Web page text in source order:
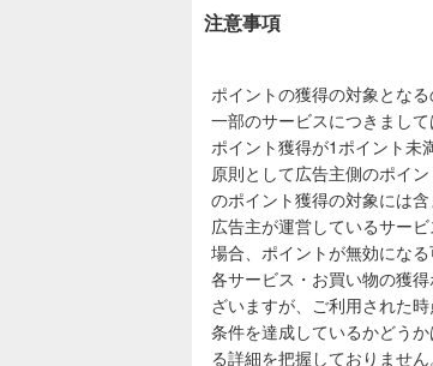
注意事項
ポイントの獲得の対象とな
一部のサービスにつきまし
ポイント獲得が1ポイント未
原則として広告主側のポイ
のポイント獲得の対象には含
広告主が運営しているサー
場合、ポイントが無効になる
各サービス・お買い物の獲
ざいますが、ご利用された時
条件を達成しているかどう
る詳細を把握しておりません。